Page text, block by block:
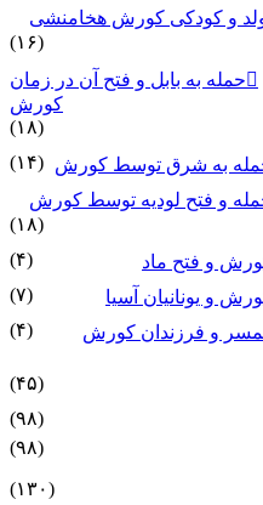
و کودکی کورش هخامنشی
(۱۶)
حمله به بابل و فتح آن در زمان
کورش
(۱۸)
به شرق توسط کورش (۱۴)
و فتح لودیه توسط کورش
(۱۸)
و فتح ماد
(۴)
و یونانیان آسیا
(۷)
و فرزندان کورش
(۴)
(۴۵)
(۹۸)
(۹۸)
(۱۳۰)